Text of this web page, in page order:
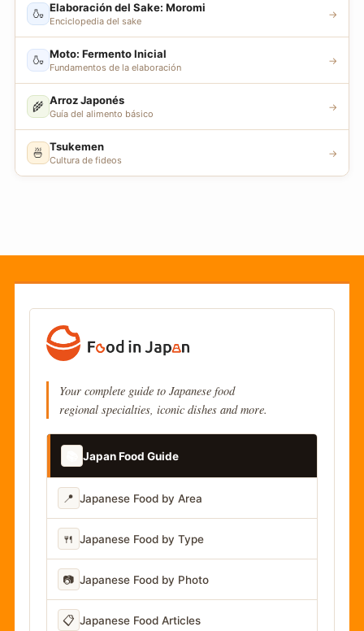
🍶 Elaboración del Sake: Moromi
Enciclopedia del sake
→
🍶 Moto: Fermento Inicial
Fundamentos de la elaboración
→
🌾 Arroz Japonés
Guía del alimento básico
→
🍜 Tsukemen
Cultura de fideos
→
Your complete guide to Japanese food
regional specialties, iconic dishes and more.
Japan Food Guide
📍 Japanese Food by Area
🍴 Japanese Food by Type
📷 Japanese Food by Photo
📋 Japanese Food Articles